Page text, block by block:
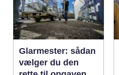
Glarmester: sådan
vælger du den